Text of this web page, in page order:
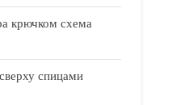
крючком схема
спицами